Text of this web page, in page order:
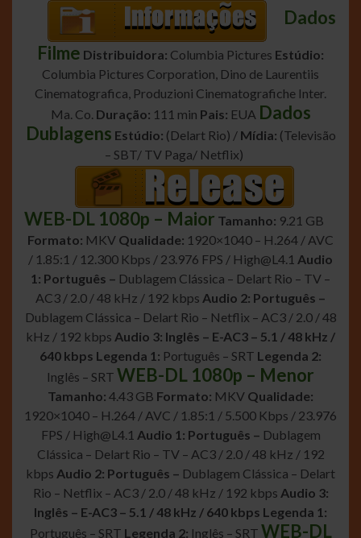
Dados
Filme Distribuidora: Columbia Pictures Estúdio:
Columbia Pictures Corporation, Dino de Laurentiis
Cinematografica, Produzioni Cinematografiche Inter.
Ma. Co. Duração: 111 min Pais: EUA Dados
Dublagens Estúdio: (Delart Rio) / Mídia: (Televisão
– SBT/ TV Paga/ Netflix)
WEB-DL 1080p – Maior Tamanho: 9.21 GB
Formato: MKV Qualidade: 1920×1040 – H.264 / AVC
/ 1.85:1 / 12.300 Kbps / 23.976 FPS / High@L4.1 Audio
1: Português – Dublagem Clássica – Delart Rio – TV –
AC3 / 2.0 / 48 kHz / 192 kbps Audio 2: Português –
Dublagem Clássica – Delart Rio – Netflix – AC3 / 2.0 / 48
kHz / 192 kbps Audio 3: Inglês – E-AC3 – 5.1 / 48 kHz /
640 kbps Legenda 1: Português – SRT Legenda 2:
Inglês – SRT WEB-DL 1080p – Menor
Tamanho: 4.43 GB Formato: MKV Qualidade:
1920×1040 – H.264 / AVC / 1.85:1 / 5.500 Kbps / 23.976
FPS / High@L4.1 Audio 1: Português – Dublagem
Clássica – Delart Rio – TV – AC3 / 2.0 / 48 kHz / 192
kbps Audio 2: Português – Dublagem Clássica – Delart
Rio – Netflix – AC3 / 2.0 / 48 kHz / 192 kbps Audio 3:
Inglês – E-AC3 – 5.1 / 48 kHz / 640 kbps Legenda 1:
Português – SRT Legenda 2: Inglês – SRT WEB-DL